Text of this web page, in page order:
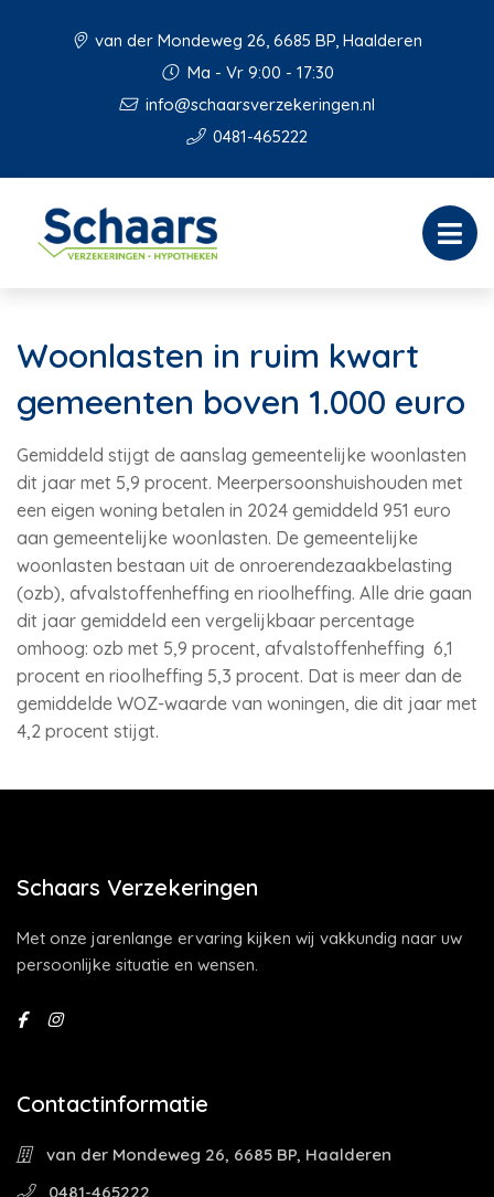
van der Mondeweg 26, 6685 BP, Haalderen
Ma - Vr 9:00 - 17:30
info@schaarsverzekeringen.nl
0481-465222
Woonlasten in ruim kwart
gemeenten boven 1.000 euro
Gemiddeld stijgt de aanslag gemeentelijke woonlasten
dit jaar met 5,9 procent. Meerpersoonshuishouden met
een eigen woning betalen in 2024 gemiddeld 951 euro
aan gemeentelijke woonlasten. De gemeentelijke
woonlasten bestaan uit de onroerendezaakbelasting
(ozb), afvalstoffenheffing en rioolheffing. Alle drie gaan
dit jaar gemiddeld een vergelijkbaar percentage
omhoog: ozb met 5,9 procent, afvalstoffenheffing 6,1
procent en rioolheffing 5,3 procent. Dat is meer dan de
gemiddelde WOZ-waarde van woningen, die dit jaar met
4,2 procent stijgt.
Schaars Verzekeringen
Met onze jarenlange ervaring kijken wij vakkundig naar uw
persoonlijke situatie en wensen.
Contactinformatie
van der Mondeweg 26, 6685 BP, Haalderen
0481-465222